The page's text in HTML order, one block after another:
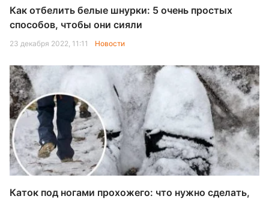
Как отбелить белые шнурки: 5 очень простых
способов, чтобы они сияли
23 декабря 2022, 11:11 Новости
Каток под ногами прохожего: что нужно сделать,